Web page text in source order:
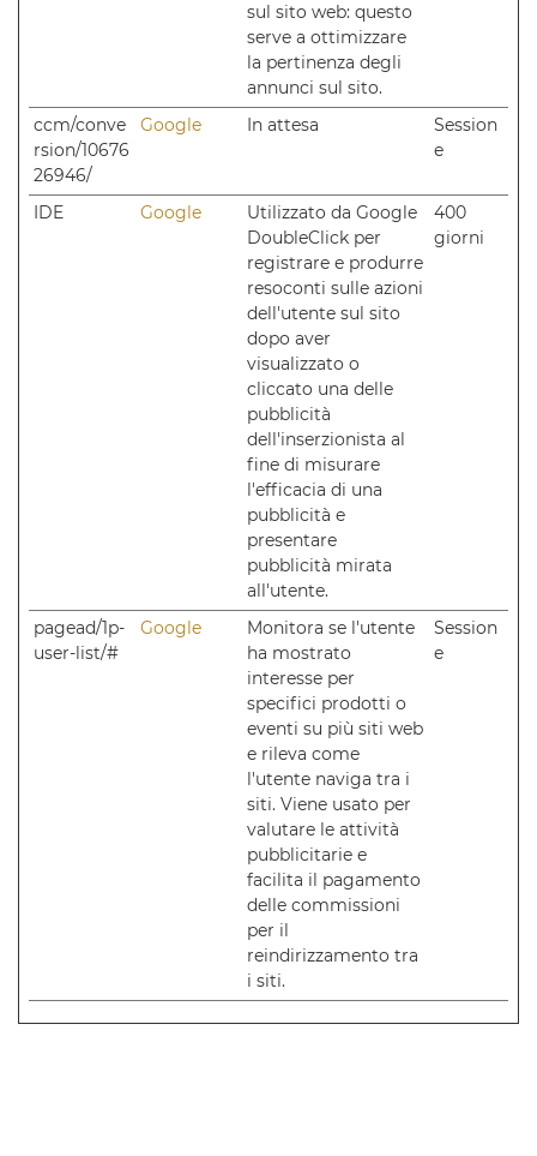
sul sito web: questo
serve a ottimizzare
la pertinenza degli
annunci sul sito.
ccm/conve
rsion/10676
26946/
Google In attesa
Session
e
IDE Google
Utilizzato da Google
DoubleClick per
registrare e produrre
resoconti sulle azioni
dell'utente sul sito
dopo aver
visualizzato o
cliccato una delle
pubblicità
dell'inserzionista al
fine di misurare
l'efficacia di una
pubblicità e
presentare
pubblicità mirata
all'utente.
400
giorni
pagead/1p-
user-list/#
Google
Monitora se l'utente
ha mostrato
interesse per
specifici prodotti o
eventi su più siti web
e rileva come
l'utente naviga tra i
siti. Viene usato per
valutare le attività
pubblicitarie e
facilita il pagamento
delle commissioni
per il
reindirizzamento tra
i siti.
Session
e